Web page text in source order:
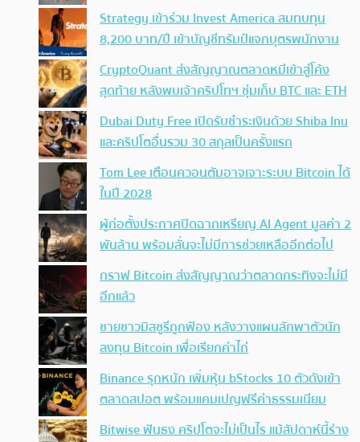
Strategy เข้าร่วม Invest America สมทบทุน
8,200 บาท/ปี เข้าบัญชีทรัมป์แจกบุตรพนักงาน
CryptoQuant ส่งสัญญาณตลาดหมีเข้าสู่โค้ง
สุดท้าย หลังพบเจ้าคริปโทฯ ซุ่มเก็บ BTC และ ETH
Dubai Duty Free เปิดรับชำระเงินด้วย Shiba Inu
และคริปโตอื่นรวม 30 สกุลเป็นครั้งแรก
Tom Lee เตือนควอนตัมอาจเจาะระบบ Bitcoin ได้
ในปี 2028
ผู้ก่อตั้งประกาศปิดฉากเหรียญ AI Agent มูลค่า 2
พันล้าน พร้อมลั่นจะไม่มีการช่วยเหลืออีกต่อไป
กราฟ Bitcoin ส่งสัญญาณว่าตลาดกระทิงจะไม่มี
อีกแล้ว
ชายชาวมิสซูรีถูกฟ้อง หลังวางแผนลักพาตัวนัก
ลงทุน Bitcoin เพื่อเรียกค่าไถ่
Binance รุกหนัก เพิ่มหุ้น bStocks 10 ตัวดังเข้า
ตลาดสปอต พร้อมแคมเปญฟรีค่าธรรมเนียม
Bitwise ฟันธง คริปโตจะไม่เป็นไร แม้สัปดาห์นี้ร่าง